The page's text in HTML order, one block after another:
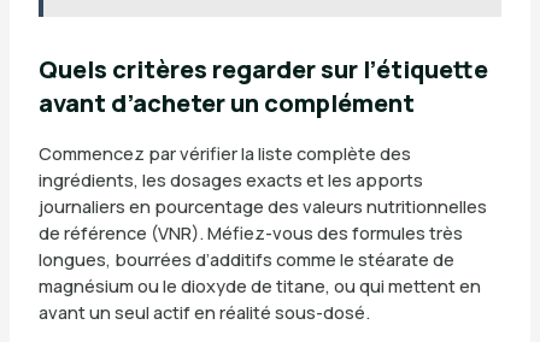
Quels critères regarder sur l’étiquette
avant d’acheter un complément
Commencez par vérifier la liste complète des
ingrédients, les dosages exacts et les apports
journaliers en pourcentage des valeurs nutritionnelles
de référence (VNR). Méfiez-vous des formules très
longues, bourrées d’additifs comme le stéarate de
magnésium ou le dioxyde de titane, ou qui mettent en
avant un seul actif en réalité sous-dosé.